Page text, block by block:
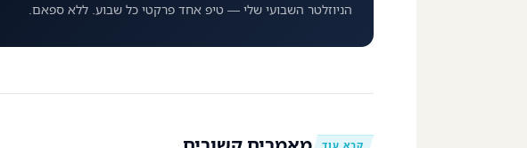
הניוזלטר השבועי שלי — טיפ אחד פרקטי כל שבוע. ללא ספאם.
קרא עוד